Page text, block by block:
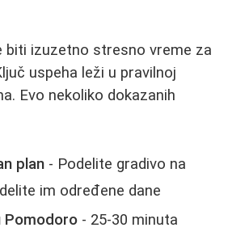
biti izuzetno stresno vreme za
uspeha leži u pravilnoj
Evo nekoliko dokazanih
plan - Podelite gradivo na
im određene dane
Pomodoro - 25-30 minuta